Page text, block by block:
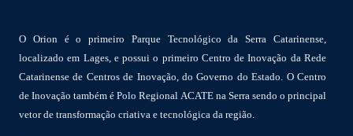
O Orion é o primeiro Parque Tecnológico da Serra Catarinense,
localizado em Lages, e possui o primeiro Centro de Inovação da Rede
Catarinense de Centros de Inovação, do Governo do Estado. O Centro
de Inovação também é Polo Regional ACATE na Serra sendo o principal
vetor de transformação criativa e tecnológica da região.